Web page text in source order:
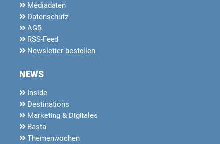
Mediadaten
Datenschutz
AGB
RSS-Feed
Newsletter bestellen
NEWS
Inside
Destinations
Marketing & Digitales
Basta
Themenwochen